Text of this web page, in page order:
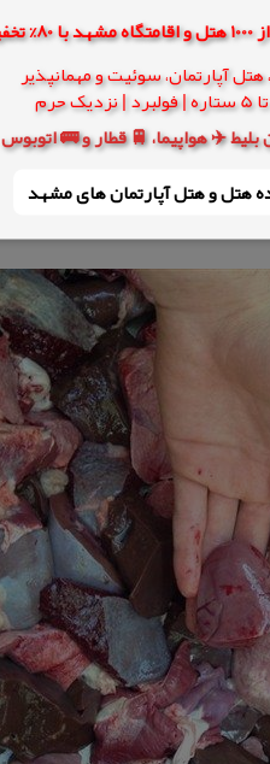
آپارتمان، سوئیت و مهمانپذیر
بلیط ✈️ هواپیما، 🚆 قطار و 🚌 اتوبوس
هتل و هتل‌ آپارتمان های مشهد